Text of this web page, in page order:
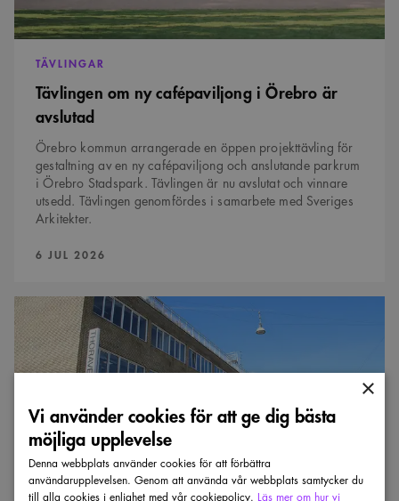
TÄVLINGAR
Tävlingen om ny cafépaviljong i Örebro är
avslutad
Örebro kommun arrangerade en öppen projekttävling för
gestaltning av en ny cafépaviljong och anslutande parkrum
i Örebro Stadspark. Tävlingen är nu avslutat och vinnare
utsedd. Tävlingen genomfördes i samarbete med Sveriges
Arkitekter.
PUBLICERAD:
6 JUL 2026
Efterlyses:
Hotade
byggnader
att
tävla
om
×
Vi använder cookies för att ge dig bästa
möjliga upplevelse
Denna webbplats använder cookies för att förbättra
användarupplevelsen. Genom att använda vår webbplats samtycker du
till alla cookies i enlighet med vår cookiepolicy. Läs mer om hur vi